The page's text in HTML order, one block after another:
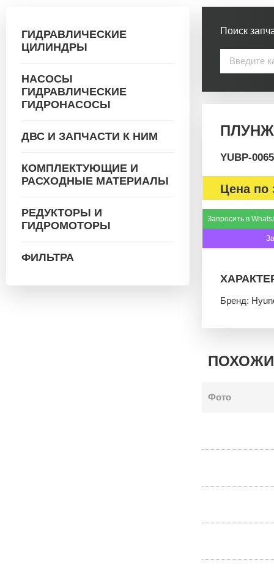
ГИДРАВЛИЧЕСКИЕ
ЦИЛИНДРЫ
НАСОСЫ
ГИДРАВЛИЧЕСКИЕ
ГИДРОНАСОСЫ
ДВС И ЗАПЧАСТИ К НИМ
КОМПЛЕКТУЮЩИЕ И
РАСХОДНЫЕ МАТЕРИАЛЫ
РЕДУКТОРЫ И
ГИДРОМОТОРЫ
ФИЛЬТРА
Поиск
YUBP-
Цена по
Запросить в
Бренд:
Фото